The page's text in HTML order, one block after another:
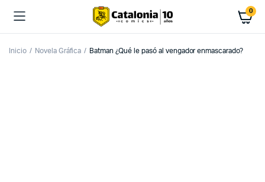
0
Inicio Novela Gráfica Batman ¿Qué le pasó al vengador enmascarado?